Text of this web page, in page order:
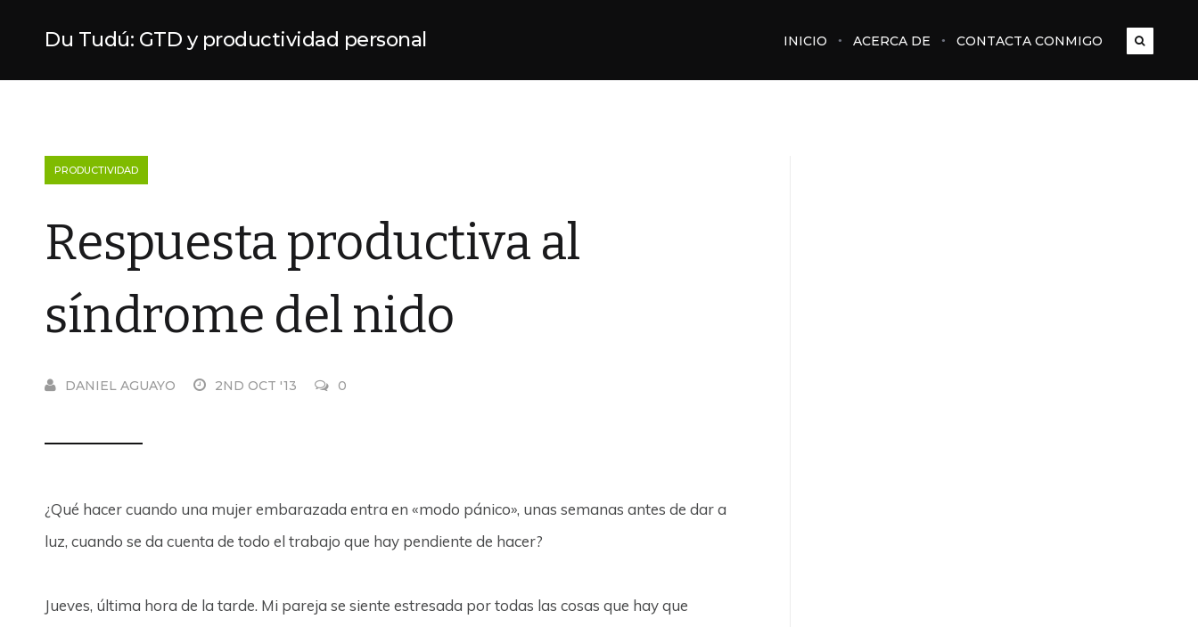
Du Tudú: GTD y productividad personal INICIO ACERCA DE CONTACTA CONMIGO
PRODUCTIVIDAD
Respuesta productiva al
síndrome del nido
DANIEL AGUAYO 2ND OCT '13 0
¿Qué hacer cuando una mujer embarazada entra en «modo pánico», unas semanas antes de dar a
luz, cuando se da cuenta de todo el trabajo que hay pendiente de hacer?
Jueves, última hora de la tarde. Mi pareja se siente estresada por todas las cosas que hay que